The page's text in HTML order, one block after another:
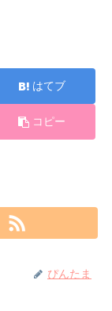
はてブ
コピー
ぴんたま